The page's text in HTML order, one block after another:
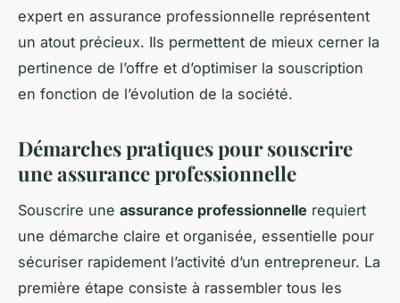
expert en assurance professionnelle représentent
un atout précieux. Ils permettent de mieux cerner la
pertinence de l’offre et d’optimiser la souscription
en fonction de l’évolution de la société.
Démarches pratiques pour souscrire
une assurance professionnelle
Souscrire une assurance professionnelle requiert
une démarche claire et organisée, essentielle pour
sécuriser rapidement l’activité d’un entrepreneur. La
première étape consiste à rassembler tous les